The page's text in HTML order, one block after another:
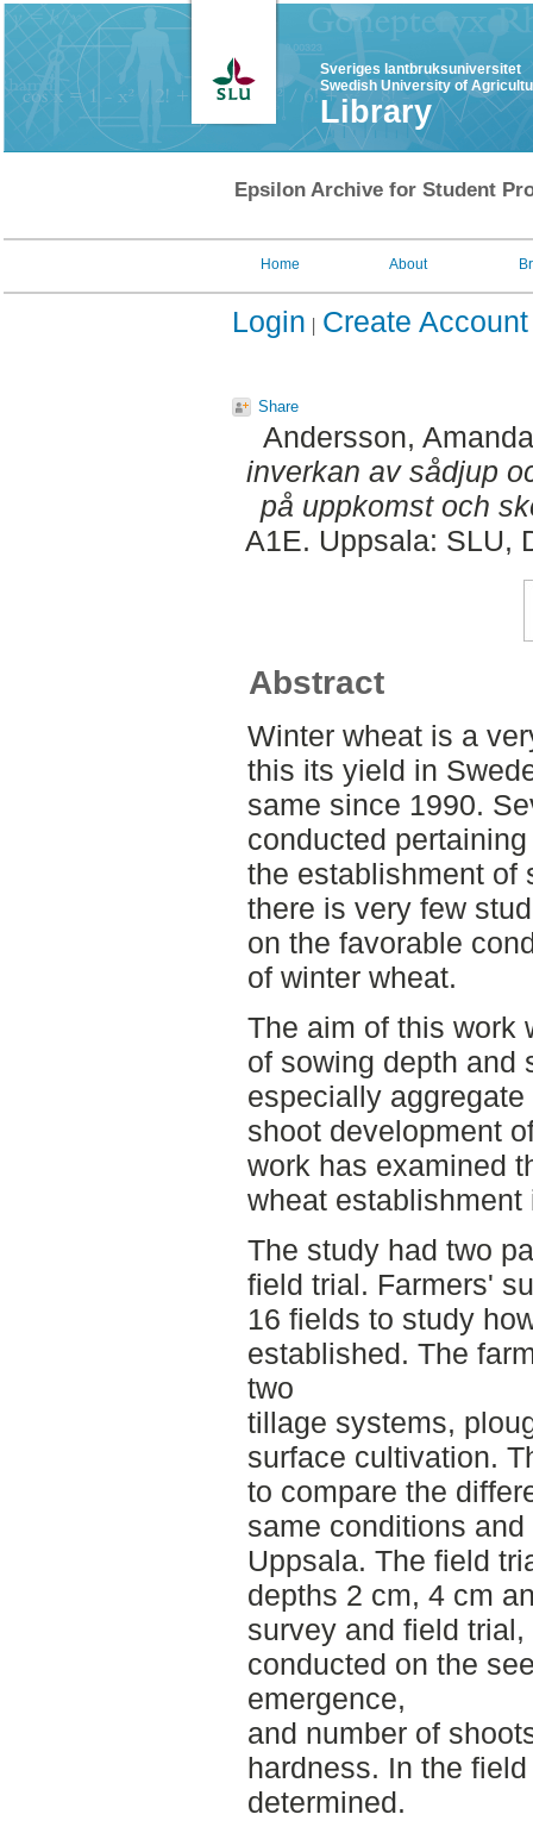
Sveriges lantbruksuniversitet
Swedish University of
Library
Epsilon Archive for Student
Home About
Login Create Account
Share
Andersson, Amanda
inverkan av sådjup
på uppkomst och
A1E. Uppsala: SLU,
Abstract
Winter wheat is a
this its yield in
same since 1990.
conducted
the establishment of
there is very few
on the favorable
of winter wheat.
The aim of this work
of sowing depth and
especially
shoot development
work has examined
wheat establishment
The study had two
field trial. Farmers'
16 fields to study
established. The
two
tillage systems,
surface cultivation.
to compare the
same conditions
Uppsala. The field
depths 2 cm, 4 cm
survey and field
conducted on the
emergence,
and number of
hardness. In the
determined.